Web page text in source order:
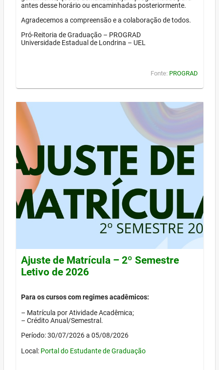
antes desse horário ou encaminhadas posteriormente.
Agradecemos a compreensão e a colaboração de todos.
Pró-Reitoria de Graduação – PROGRAD
Universidade Estadual de Londrina – UEL
Fonte: PROGRAD
Ajuste de Matrícula – 2º Semestre
Letivo de 2026
Para os cursos com regimes acadêmicos:
– Matrícula por Atividade Acadêmica;
– Crédito Anual/Semestral.
Período: 30/07/2026 a 05/08/2026
Local: Portal do Estudante de Graduação